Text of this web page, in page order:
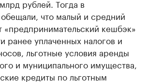
рублей. Тогда в
обещали, что малый и средний
«предпринимательский кешбэк»
ранее уплаченных налогов и
льготные условия аренды
и муниципального имущества,
кредиты по льготным